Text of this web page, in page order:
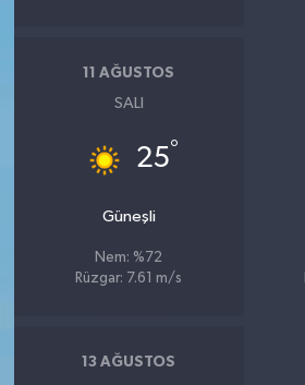
11 AĞUSTOS
SALI
25°
Güneşli
Nem: %72
Rüzgar: 7.61 m/s
13 AĞUSTOS